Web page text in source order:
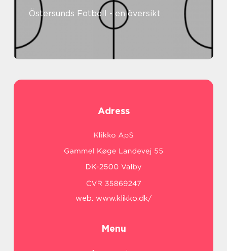
Östersunds Fotboll - en översikt
Adress
web: www.klikko.dk/
Menu